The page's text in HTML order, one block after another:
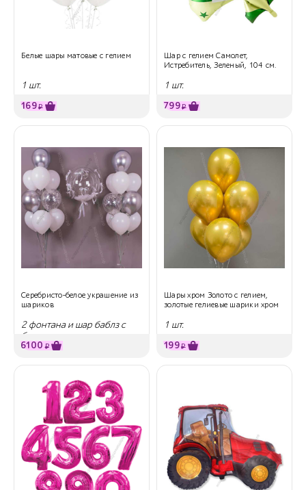
Белые шары матовые с гелием
1 шт.
169₽
Шар с гелием Самолет,
Истребитель, Зеленый, 104 см.
1 шт.
799₽
Серебристо-белое украшение из
шариков
2 фонтана и шар баблз с
бантиками
6100 ₽
Шары хром Золото с гелием,
золотые гелиевые шарики хром
1 шт.
199₽